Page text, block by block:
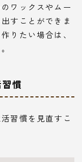
ワックスやムー
すことができま
りたい場合は、
慣
習慣を見直すこ